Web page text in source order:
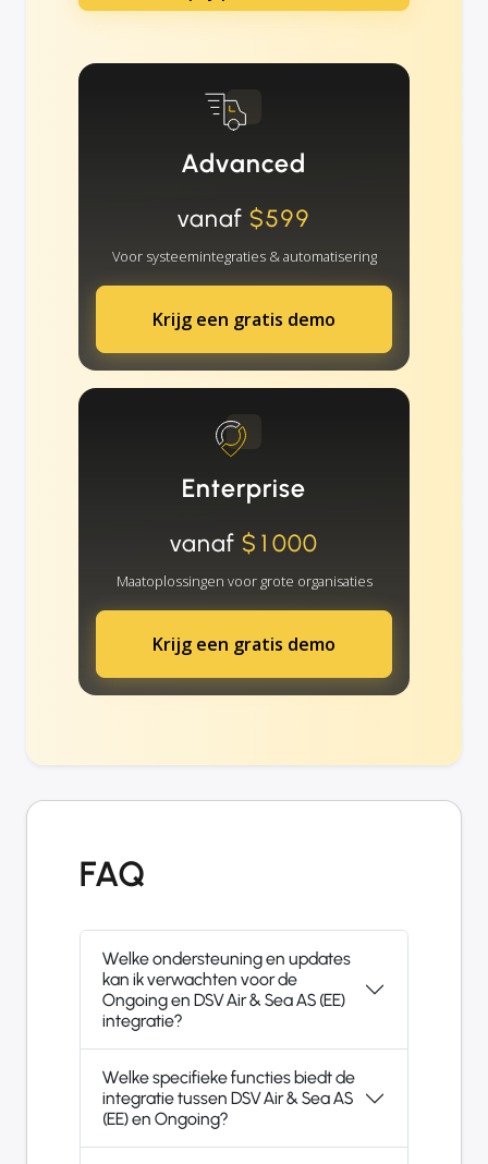
Advanced
vanaf $599
Voor systeemintegraties & automatisering
Krijg een gratis demo
Enterprise
vanaf $1000
Maatoplossingen voor grote organisaties
Krijg een gratis demo
FAQ
Welke ondersteuning en updates
kan ik verwachten voor de
Ongoing en DSV Air & Sea AS (EE)
integratie?
Welke specifieke functies biedt de
integratie tussen DSV Air & Sea AS
(EE) en Ongoing?